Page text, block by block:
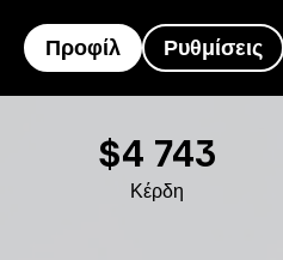
Προφίλ Ρυθμίσεις
Κέρδη
$4 743